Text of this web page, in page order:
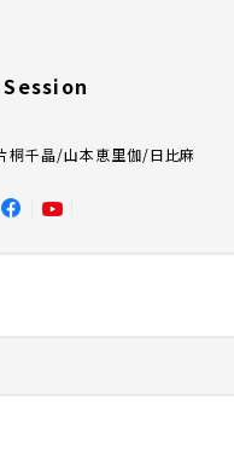
Session
桐千晶/山本恵里伽/日比麻